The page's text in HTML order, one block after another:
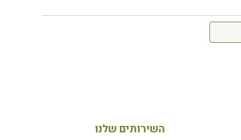
השירותים שלנו